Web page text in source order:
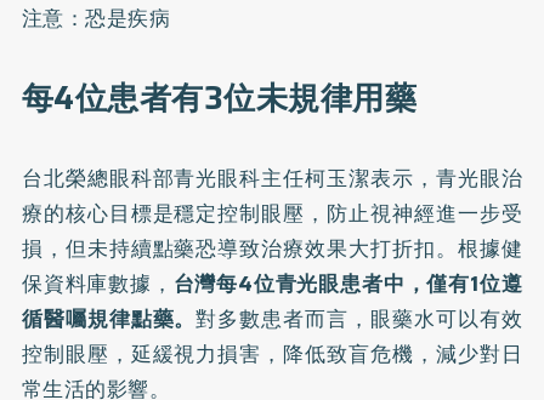
注意：恐是疾病
每4位患者有3位未規律用藥
台北榮總眼科部青光眼科主任柯玉潔表示，青光眼治
療的核心目標是穩定控制眼壓，防止視神經進一步受
損，但未持續點藥恐導致治療效果大打折扣。根據健
保資料庫數據 ， 台灣每4位青光眼患者中，僅有1位遵
循醫囑規律點藥。對多數患者而言，眼藥水可以有效
控制眼壓，延緩視力損害，降低致盲危機，減少對日
常生活的影響。